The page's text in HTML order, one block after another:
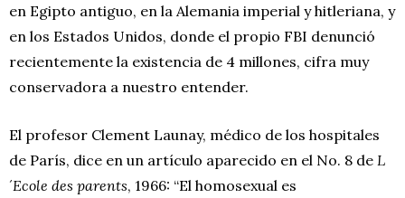
en Egipto antiguo, en la Alemania imperial y hitleriana, y
en los Estados Unidos, donde el propio FBI denunció
recientemente la existencia de 4 millones, cifra muy
conservadora a nuestro entender.
El profesor Clement Launay, médico de los hospitales
de París, dice en un artículo aparecido en el No. 8 de L
´Ecole des parents, 1966: “El homosexual es